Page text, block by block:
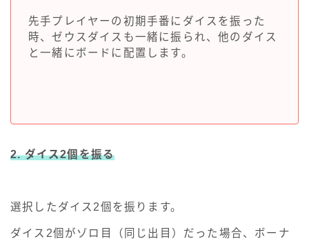
先手プレイヤーの初期手番にダイスを振った
時、ゼウスダイスも一緒に振られ、他のダイス
と一緒にボードに配置します。
2. ダイス2個を振る
選択したダイス2個を振ります。
ダイス2個がゾロ目（同じ出目）だった場合、ボーナ